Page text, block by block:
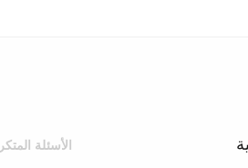
والورقية الأسئلة